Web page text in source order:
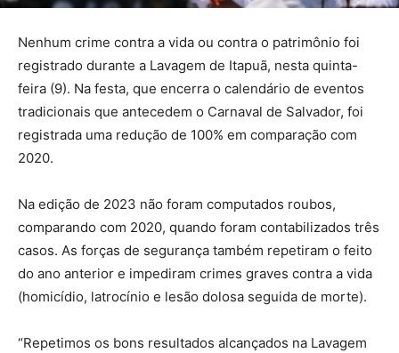
Nenhum crime contra a vida ou contra o patrimônio foi
registrado durante a Lavagem de Itapuã, nesta quinta-
feira (9). Na festa, que encerra o calendário de eventos
tradicionais que antecedem o Carnaval de Salvador, foi
registrada uma redução de 100% em comparação com
2020.
Na edição de 2023 não foram computados roubos,
comparando com 2020, quando foram contabilizados três
casos. As forças de segurança também repetiram o feito
do ano anterior e impediram crimes graves contra a vida
(homicídio, latrocínio e lesão dolosa seguida de morte).
“Repetimos os bons resultados alcançados na Lavagem